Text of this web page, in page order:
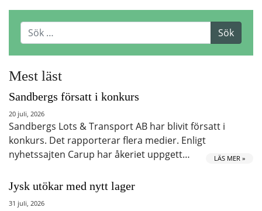
Mest läst
Sandbergs försatt i konkurs
20 juli, 2026
Sandbergs Lots & Transport AB har blivit försatt i
konkurs. Det rapporterar flera medier. Enligt
nyhetssajten Carup har åkeriet uppgett…
LÄS MER »
Jysk utökar med nytt lager
31 juli, 2026